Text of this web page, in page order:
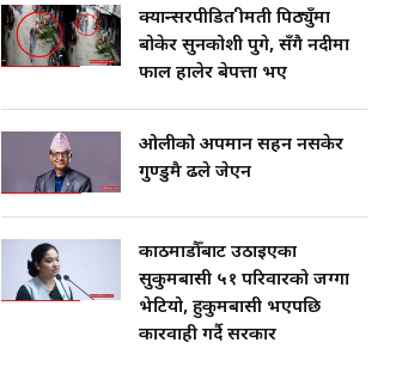
क्यान्सरपीडित श्रीमती पिठ्युँमा
बोकेर सुनकोशी पुगे, सँगै नदीमा
फाल हालेर बेपत्ता भए
ओलीको अपमान सहन नसकेर
गुण्डुमै ढले जेएन
काठमाडौँबाट उठाइएका
सुकुमबासी ५१ परिवारको जग्गा
भेटियो, हुकुमबासी भएपछि
कारवाही गर्दै सरकार